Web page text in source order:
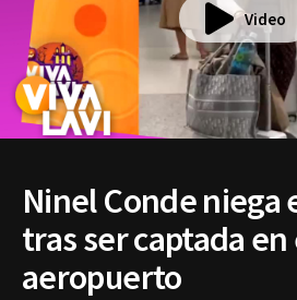
Video
Ninel Conde niega
tras ser captada en
aeropuerto